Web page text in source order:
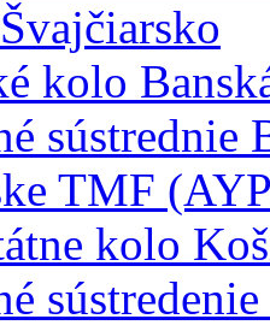
kolo
sústrednie
TMF
kolo